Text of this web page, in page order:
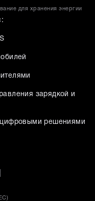
для хранения энергии
зарядкой и
цифровыми решениями